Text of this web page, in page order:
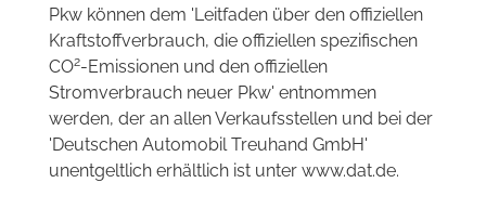
Pkw können dem 'Leitfaden über den offiziellen
Kraftstoffverbrauch, die offiziellen spezifischen
CO2-Emissionen und den offiziellen
Stromverbrauch neuer Pkw' entnommen
werden, der an allen Verkaufsstellen und bei der
'Deutschen Automobil Treuhand GmbH'
unentgeltlich erhältlich ist unter www.dat.de.